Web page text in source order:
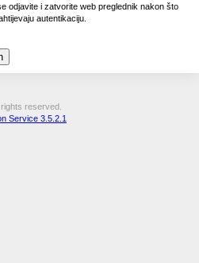
odjavite i zatvorite web preglednik nakon što
autentikaciju.
reserved.
Service 3.5.2.1